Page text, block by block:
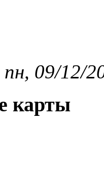
пн, 09/12/
карты